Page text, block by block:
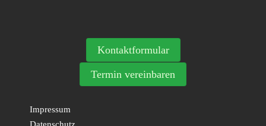
Kontaktformular
Termin vereinbaren
Impressum